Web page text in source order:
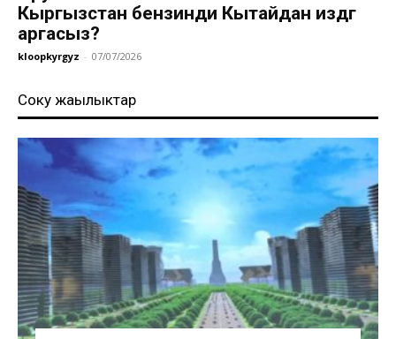
Кыргызстан бензинди Кытайдан издөөгө
аргасыз?
kloopkyrgyz - 07/07/2026
Соңку жаңылыктар